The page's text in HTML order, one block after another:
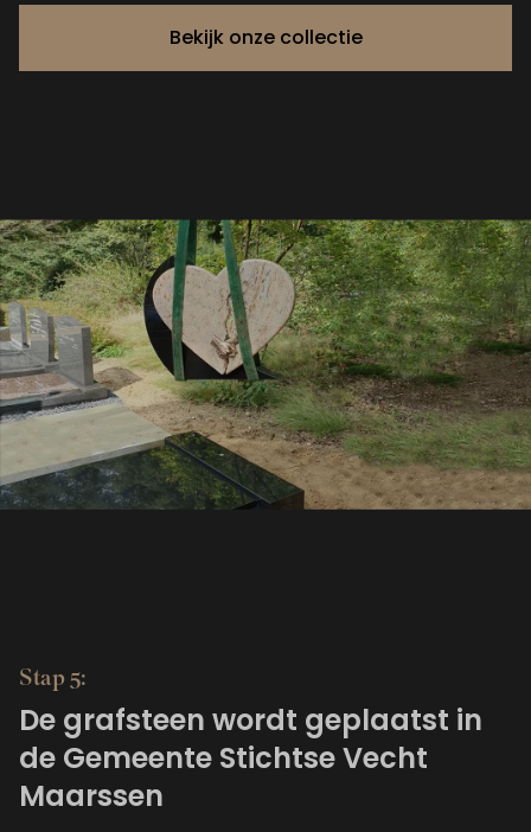
Bekijk onze collectie
Stap 5:
De grafsteen wordt geplaatst in
de Gemeente Stichtse Vecht
Maarssen